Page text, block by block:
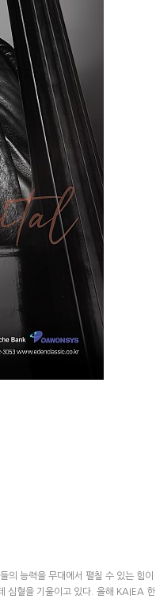
의 능력을 무대에서 펼칠 수 있는 힘이
심혈을 기울이고 있다. 올해 KAIEA 한